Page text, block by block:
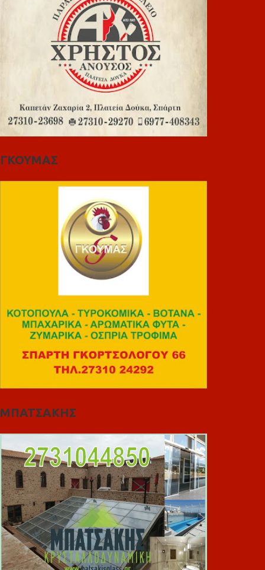
ΓΚΟΥΜΑΣ
ΜΠΑΤΣΑΚΗΣ